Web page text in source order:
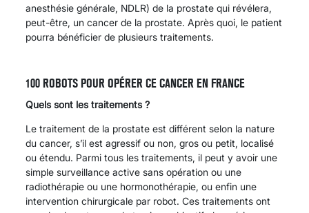
anesthésie générale, NDLR) de la prostate qui révélera,
peut-être, un cancer de la prostate. Après quoi, le patient
pourra bénéficier de plusieurs traitements.
100 ROBOTS POUR OPÉRER CE CANCER EN FRANCE
Quels sont les traitements ?
Le traitement de la prostate est différent selon la nature
du cancer, s’il est agressif ou non, gros ou petit, localisé
ou étendu. Parmi tous les traitements, il peut y avoir une
simple surveillance active sans opération ou une
radiothérapie ou une hormonothérapie, ou enfin une
intervention chirurgicale par robot. Ces traitements ont